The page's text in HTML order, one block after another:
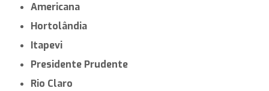
Americana
Hortolândia
Itapevi
Presidente Prudente
Rio Claro